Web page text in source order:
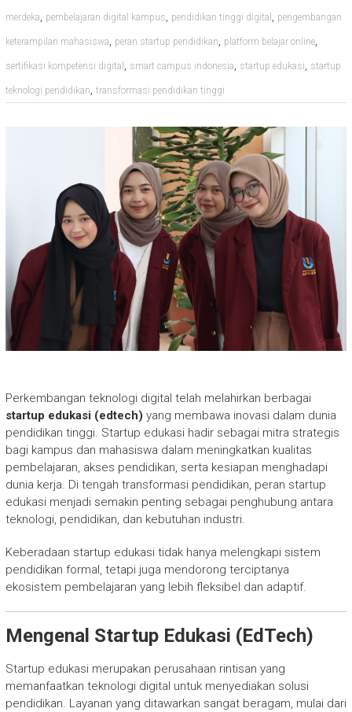
merdeka, pembelajaran digital kampus, pendidikan tinggi digital , pengembangan
keterampilan mahasiswa, peran startup pendidikan, platform belajar online,
sertifikasi kompetensi digital , smart campus indonesia, startup edukasi, startup
teknologi pendidikan, transformasi pendidikan tinggi
Perkembangan teknologi digital telah melahirkan berbagai
startup edukasi (edtech) yang membawa inovasi dalam dunia
pendidikan tinggi. Startup edukasi hadir sebagai mitra strategis
bagi kampus dan mahasiswa dalam meningkatkan kualitas
pembelajaran, akses pendidikan, serta kesiapan menghadapi
dunia kerja. Di tengah transformasi pendidikan, peran startup
edukasi menjadi semakin penting sebagai penghubung antara
teknologi, pendidikan, dan kebutuhan industri.
Keberadaan startup edukasi tidak hanya melengkapi sistem
pendidikan formal, tetapi juga mendorong terciptanya
ekosistem pembelajaran yang lebih fleksibel dan adaptif.
Mengenal Startup Edukasi (EdTech)
Startup edukasi merupakan perusahaan rintisan yang
memanfaatkan teknologi digital untuk menyediakan solusi
pendidikan. Layanan yang ditawarkan sangat beragam, mulai dari